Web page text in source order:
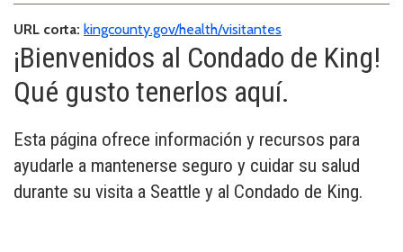
URL corta: kingcounty.gov/health/visitantes
¡Bienvenidos al Condado de King!
Qué gusto tenerlos aquí.
Esta página ofrece información y recursos para
ayudarle a mantenerse seguro y cuidar su salud
durante su visita a Seattle y al Condado de King.